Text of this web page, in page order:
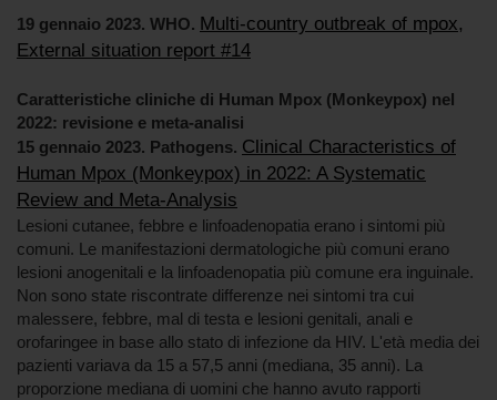
19 gennaio 2023. WHO. Multi-country outbreak of mpox,
External situation report #14
Caratteristiche cliniche di Human Mpox (Monkeypox) nel
2022: revisione e meta-analisi
15 gennaio 2023. Pathogens. Clinical Characteristics of
Human Mpox (Monkeypox) in 2022: A Systematic
Review and Meta-Analysis
Lesioni cutanee, febbre e linfoadenopatia erano i sintomi più
comuni. Le manifestazioni dermatologiche più comuni erano
lesioni anogenitali e la linfoadenopatia più comune era inguinale.
Non sono state riscontrate differenze nei sintomi tra cui
malessere, febbre, mal di testa e lesioni genitali, anali e
orofaringee in base allo stato di infezione da HIV. L'età media dei
pazienti variava da 15 a 57,5 ​​anni (mediana, 35 anni). La
proporzione mediana di uomini che hanno avuto rapporti